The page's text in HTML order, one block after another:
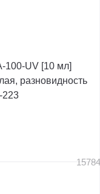
100-UV [10 мл]
разновидность
223